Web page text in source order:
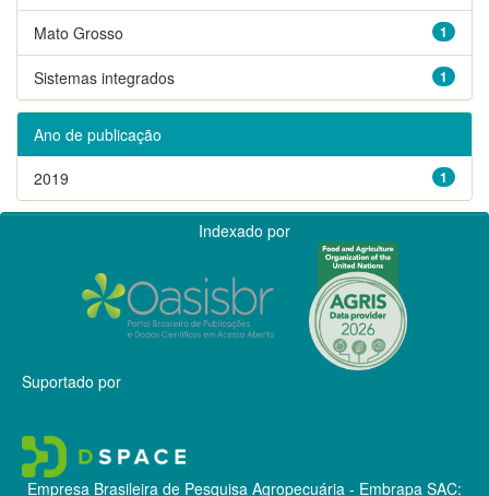
1
Mato Grosso
1
Sistemas integrados
Ano de publicação
1
2019
Indexado por
Suportado por
Empresa Brasileira de Pesquisa Agropecuária - Embrapa SAC: